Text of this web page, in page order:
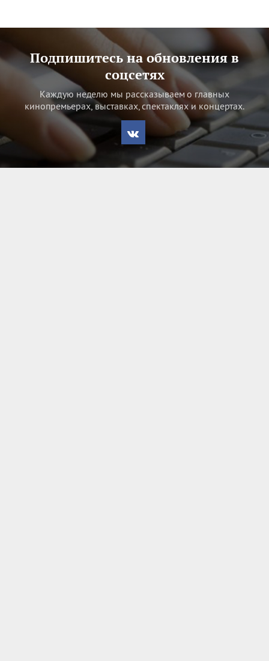
Подпишитесь на обновления в
соцсетях
Каждую неделю мы рассказываем о главных
кинопремьерах, выставках, спектаклях и концертах.